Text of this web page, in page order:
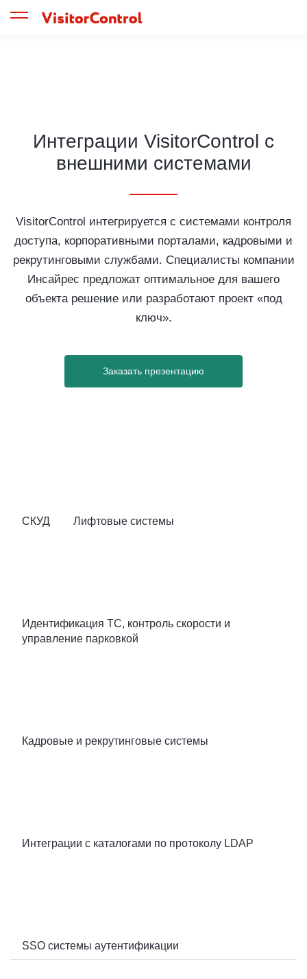
Интеграции VisitorControl с
внешними системами
VisitorControl интегрируется с системами контроля
доступа, корпоративными порталами, кадровыми и
рекрутинговыми службами. Специалисты компании
Инсайрес предложат оптимальное для вашего
объекта решение или разработают проект «под
ключ».
Заказать презентацию
СКУД Лифтовые системы
Идентификация ТС, контроль скорости и
управление парковкой
Кадровые и рекрутинговые системы
Интеграции с каталогами по протоколу LDAP
SSO системы аутентификации